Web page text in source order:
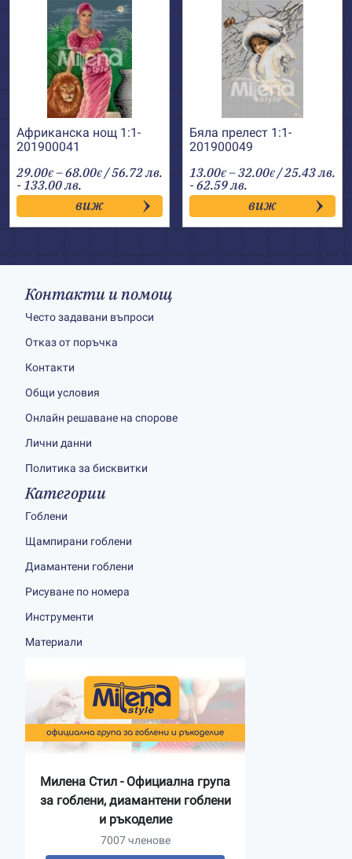
Африканска нощ 1:1-
201900041
29.00€ –68.00€Price
range:
29.00€
through
68.00€
/ 56.72 лв.
- 133.00 лв.
виж
Бяла прелест 1:1-
201900049
13.00€ –32.00€Price
range:
13.00€
through
32.00€
/ 25.43 лв.
- 62.59 лв.
виж
Контакти и помощ
Често задавани въпроси
Отказ от поръчка
Контакти
Общи условия
Онлайн решаване на спорове
Лични данни
Политика за бисквитки
Категории
Гоблени
Щампирани гоблени
Диамантени гоблени
Рисуване по номера
Инструменти
Материали
Милена Стил - Официална група
за гоблени, диамантени гоблени
и ръкоделие
7007 членове